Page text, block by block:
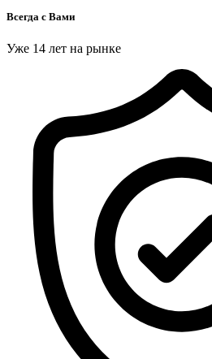
Всегда с Вами
Уже 14 лет на рынке